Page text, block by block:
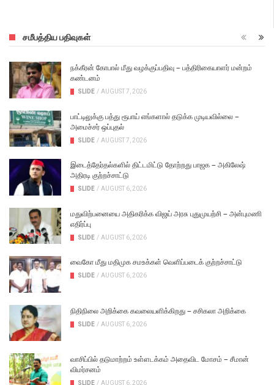
சமீபத்திய பதிவுகள்
நக்கீரன் கோபால் மீது வழக்குப்பதிவு – பத்திரிகையாளர் மன்றம்
கண்டனம்
SLIDE / AUGUST 7, 2026
பாட்டிலுக்கு பத்து ரூபாய் எங்களால் தடுக்க முடியவில்லை –
அமைச்சர் ஒப்புதல்
SLIDE / AUGUST 7, 2026
இடைத்தேர்தல்களில் திட்டமிட்டு தோற்றது பாஜக – அகிலேஷ்
அதிரடி குற்றச்சாட்டு
SLIDE / AUGUST 6, 2026
மதுவிற்பனையை அதிகரிக்க விஜய் அரசு புதுமுயற்சி – அன்புமணி
எதிர்ப்பு
SLIDE / AUGUST 6, 2026
வைகோ மீது மதிமுக சமஉக்கள் வெளிப்படைக் குற்றச்சாட்டு
SLIDE / AUGUST 6, 2026
நிதிநிலை அறிக்கை கவலையளிக்கிறது – சசிகலா அறிக்கை
SLIDE / AUGUST 6, 2026
வாசிப்பில் தடுமாற்றம் உள்ளடக்கம் அதைவிட மோசம் – சீமான்
விமர்சனம்
SLIDE / AUGUST 6, 2026